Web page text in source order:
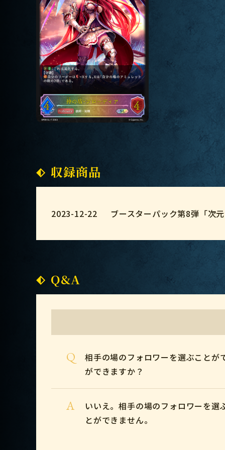
収録商品
2023-12-22 ブースターパック第8弾「次
Q&A
Q
相手の場のフォロワーを選ぶことが
ができますか？
A
いいえ。相手の場のフォロワーを
とができません。